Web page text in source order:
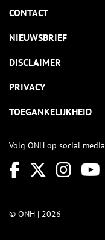
CONTACT
NIEUWSBRIEF
DISCLAIMER
PRIVACY
TOEGANKELIJKHEID
Volg ONH op social media
© ONH | 2026